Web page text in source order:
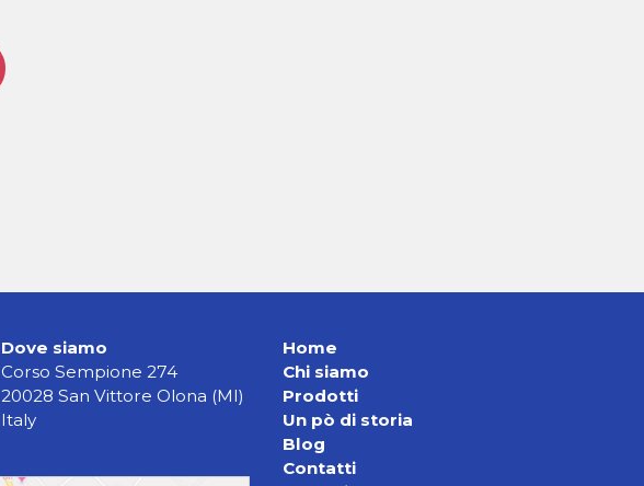
Dove siamo
Corso Sempione 274
20028 San Vittore Olona (MI)
Italy
Home
Chi siamo
Prodotti
Un pò di storia
Blog
Contatti